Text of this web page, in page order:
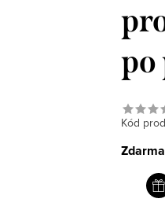
po
Kód